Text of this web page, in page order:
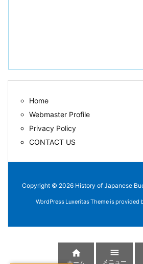
Home
Webmaster Profile
Privacy Policy
CONTACT US
Copyright © 2026 History of Japanese
WordPress Luxeritas Theme is provided
 
メニュー